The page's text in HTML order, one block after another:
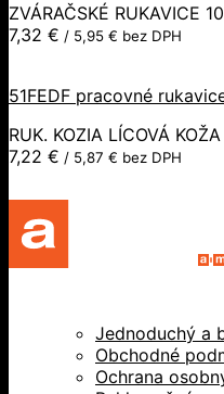
ZVÁRAČSKÉ RUKAVICE 10
7,32 € / 5,95 € bez DPH
51FEDF pracovné
RUK. KOZIA LÍCOVÁ KOŽA
7,22 € / 5,87 € bez DPH
Jednoduchý a
Obchodné
Ochrana